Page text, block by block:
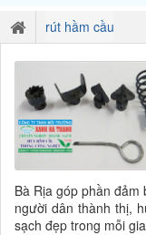
rút hầm cầu
Bà Rịa góp phần
người dân thành thị,
sạch đẹp trong mỗi